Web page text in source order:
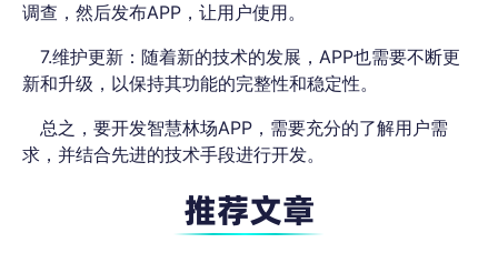
调查，然后发布APP，让用户使用。
7.维护更新：随着新的技术的发展，APP也需要不断更
新和升级，以保持其功能的完整性和稳定性。
总之，要开发智慧林场APP，需要充分的了解用户需
求，并结合先进的技术手段进行开发。